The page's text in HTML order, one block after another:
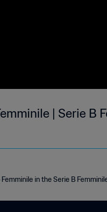
| Serie B
in the Serie B